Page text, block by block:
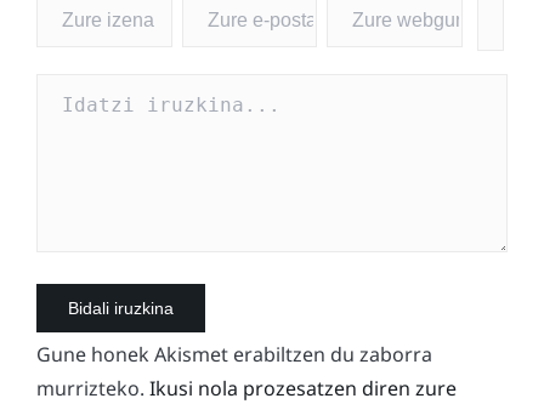
Gune honek Akismet erabiltzen du zaborra
murrizteko. Ikusi nola prozesatzen diren zure